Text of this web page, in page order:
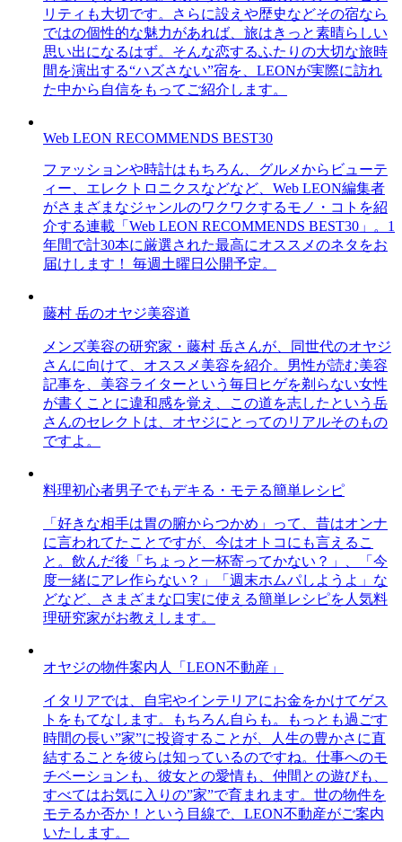
リティも大切です。さらに設えや歴史などその宿なら
ではの個性的な魅力があれば、旅はきっと素晴らしい
思い出になるはず。そんな恋するふたりの大切な旅時
間を演出する“ハズさない”宿を、LEONが実際に訪れ
た中から自信をもってご紹介します。
Web LEON RECOMMENDS BEST30
ファッションや時計はもちろん、グルメからビューテ
ィー、エレクトロニクスなどなど、Web LEON編集者
がさまざまなジャンルのワクワクするモノ・コトを紹
介する連載「Web LEON RECOMMENDS BEST30」。1
年間で計30本に厳選された最高にオススメのネタをお
届けします！ 毎週土曜日公開予定。
藤村 岳のオヤジ美容道
メンズ美容の研究家・藤村 岳さんが、同世代のオヤジ
さんに向けて、オススメ美容を紹介。男性が読む美容
記事を、美容ライターという毎日ヒゲを剃らない女性
が書くことに違和感を覚え、この道を志したという岳
さんのセレクトは、オヤジにとってのリアルそのもの
ですよ。
料理初心者男子でもデキる・モテる簡単レシピ
「好きな相手は胃の腑からつかめ」って、昔はオンナ
に言われてたことですが、今はオトコにも言えるこ
と。飲んだ後「ちょっと一杯寄ってかない？」、「今
度一緒にアレ作らない？」「週末ホムパしようよ」な
どなど、さまざまな口実に使える簡単レシピを人気料
理研究家がお教えします。
オヤジの物件案内人「LEON不動産」
イタリアでは、自宅やインテリアにお金をかけてゲス
トをもてなします。もちろん自らも。もっとも過ごす
時間の長い”家”に投資することが、人生の豊かさに直
結することを彼らは知っているのですね。仕事へのモ
チベーションも、彼女との愛情も、仲間との遊びも、
すべてはお気に入りの”家”で育まれます。世の物件を
モテるか否か！という目線で、LEON不動産がご案内
いたします。